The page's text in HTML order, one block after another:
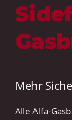
Mehr
Alle Alfa-